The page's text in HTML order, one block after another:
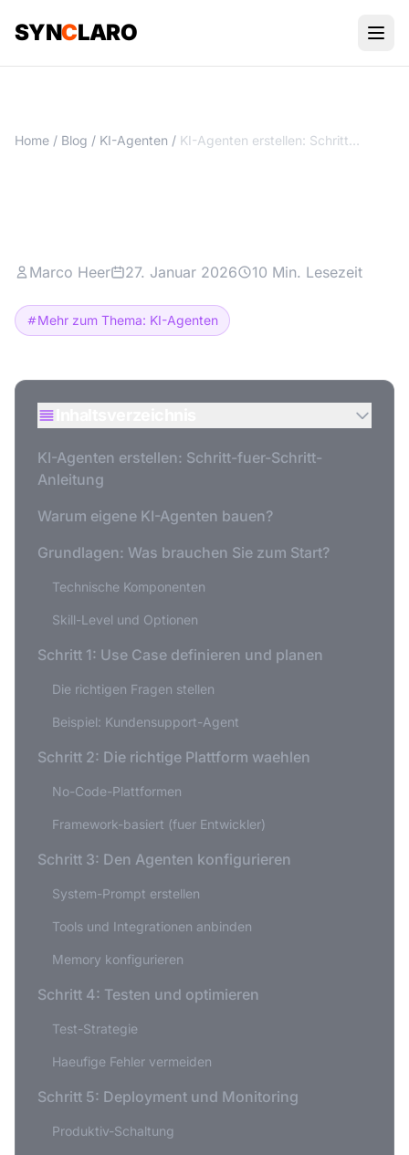
SYNCLARO
Home / Blog / KI-Agenten / KI-Agenten erstellen: Schritt-für-Schritt-Anleitung
Marco Heer 27. Januar 2026 10 Min. Lesezeit
Mehr zum Thema: KI-Agenten
KI-Agenten erstellen: Schritt-fuer-Schritt-
Anleitung
Warum eigene KI-Agenten bauen?
Grundlagen: Was brauchen Sie zum Start?
Technische Komponenten
Skill-Level und Optionen
Schritt 1: Use Case definieren und planen
Die richtigen Fragen stellen
Beispiel: Kundensupport-Agent
Schritt 2: Die richtige Plattform waehlen
No-Code-Plattformen
Framework-basiert (fuer Entwickler)
Schritt 3: Den Agenten konfigurieren
System-Prompt erstellen
Tools und Integrationen anbinden
Memory konfigurieren
Schritt 4: Testen und optimieren
Test-Strategie
Haeufige Fehler vermeiden
Schritt 5: Deployment und Monitoring
Produktiv-Schaltung